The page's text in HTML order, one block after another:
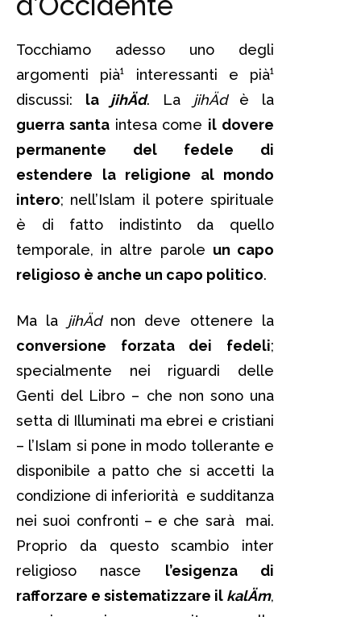
Tocchiamo adesso uno degli
argomenti pià¹ interessanti e pià¹
discussi: la jihÄd. La jihÄdè la
guerra santaintesa come il dovere
permanente del fedele di
estendere la religione al mondo
intero; nell’Islam il potere spirituale
è di fatto indistinto da quello
temporale, in altre parole un capo
religioso è anche un capo politico.
Ma la jihÄdnon deve ottenere la
conversione forzata dei fedeli;
specialmente nei riguardi delle
Genti del Libro – che non sono una
setta di Illuminati ma ebrei e cristiani
– l’Islam si pone in modo tollerante e
disponibile a patto che si accetti la
condizione di inferiorità e sudditanza
nei suoi confronti – e che sarà mai.
Proprio da questo scambio inter
religioso nasce l’esigenza di
rafforzare e sistematizzare il kalÄm,